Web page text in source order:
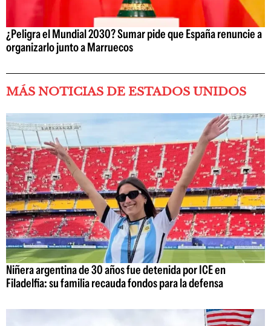
¿Peligra el Mundial 2030? Sumar pide que España renuncie a
organizarlo junto a Marruecos
MÁS NOTICIAS DE ESTADOS UNIDOS
Niñera argentina de 30 años fue detenida por ICE en
Filadelfia: su familia recauda fondos para la defensa